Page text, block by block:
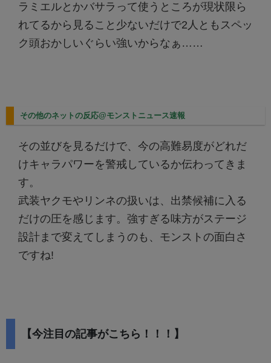
ラミエルとかバサラって使うところが現状限ら
れてるから見ること少ないだけで2人ともスペッ
ク頭おかしいぐらい強いからなぁ……
その他のネットの反応@モンストニュース速報
その並びを見るだけで、今の高難易度がどれだ
けキャラパワーを警戒しているか伝わってきま
す。
武装ヤクモやリンネの扱いは、出禁候補に入る
だけの圧を感じます。強すぎる味方がステージ
設計まで変えてしまうのも、モンストの面白さ
ですね!
【今注目の記事がこちら！！！】